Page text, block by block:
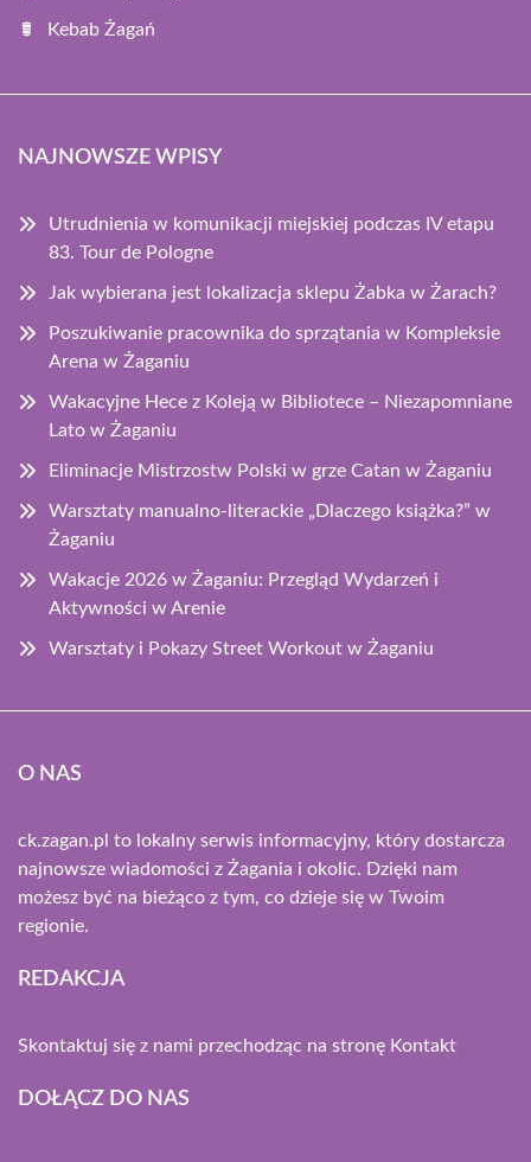
Kebab Żagań
NAJNOWSZE WPISY
Utrudnienia w komunikacji miejskiej podczas IV etapu
83. Tour de Pologne
Jak wybierana jest lokalizacja sklepu Żabka w Żarach?
Poszukiwanie pracownika do sprzątania w Kompleksie
Arena w Żaganiu
Wakacyjne Hece z Koleją w Bibliotece – Niezapomniane
Lato w Żaganiu
Eliminacje Mistrzostw Polski w grze Catan w Żaganiu
Warsztaty manualno-literackie „Dlaczego książka?” w
Żaganiu
Wakacje 2026 w Żaganiu: Przegląd Wydarzeń i
Aktywności w Arenie
Warsztaty i Pokazy Street Workout w Żaganiu
O NAS
ck.zagan.pl to lokalny serwis informacyjny, który dostarcza
najnowsze wiadomości z Żagania i okolic. Dzięki nam
możesz być na bieżąco z tym, co dzieje się w Twoim
regionie.
REDAKCJA
Skontaktuj się z nami przechodząc na stronę Kontakt
DOŁĄCZ DO NAS